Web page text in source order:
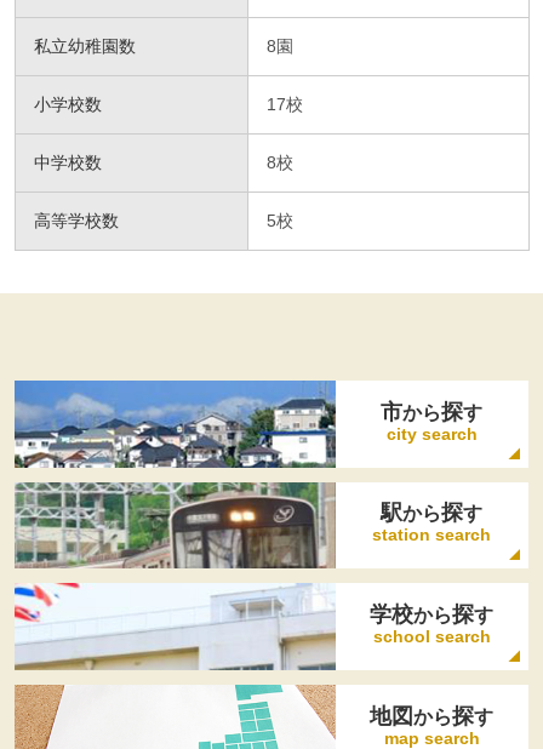
私立幼稚園数 8園
小学校数 17校
中学校数 8校
高等学校数 5校
市から探す
city search
駅から探す
station search
学校から探す
school search
地図から探す
map search